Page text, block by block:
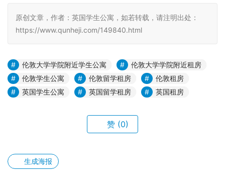
原创文章，作者：英国学生公寓，如若转载，请注明出处：
https://www.qunheji.com/149840.html
伦敦大学学院附近学生公寓
伦敦大学学院附近租房
伦敦学生公寓
伦敦留学租房
伦敦租房
英国学生公寓
英国留学租房 英国租房
赞 (0)
生成海报